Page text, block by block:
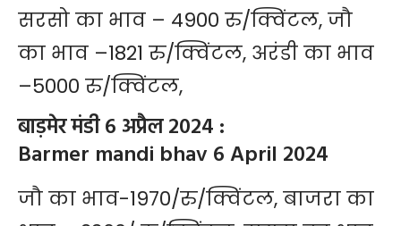
सरसो का भाव – 4900 रु/क्विंटल, जौ
का भाव –1821 रु/क्विंटल, अरंडी का भाव
–5000 रु/क्विंटल,
बाड़मेर मंडी 6 अप्रैल 2024 :
Barmer mandi bhav 6 April 2024
जौ का भाव-1970/रु/क्विंटल, बाजरा का